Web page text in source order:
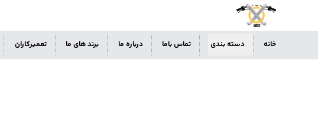
خانه دسته بندی تماس باما درباره ما برند های ما تعمیرکاران